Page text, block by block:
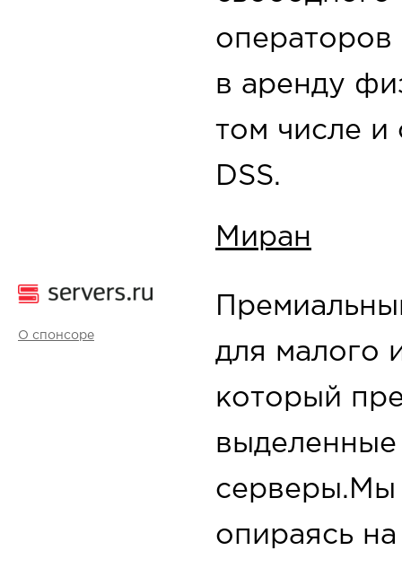
операторов
в аренду
том числе и
DSS.
Миран
О спонсоре
для малого
который
серверы.Мы
опираясь